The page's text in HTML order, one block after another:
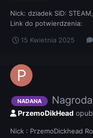
Nick: dziadek SID:
Link do potwierdzenia:
15 Kwietnia 2025
NADANA
PrzemoDikHead
Nick : PrzemoDickhead